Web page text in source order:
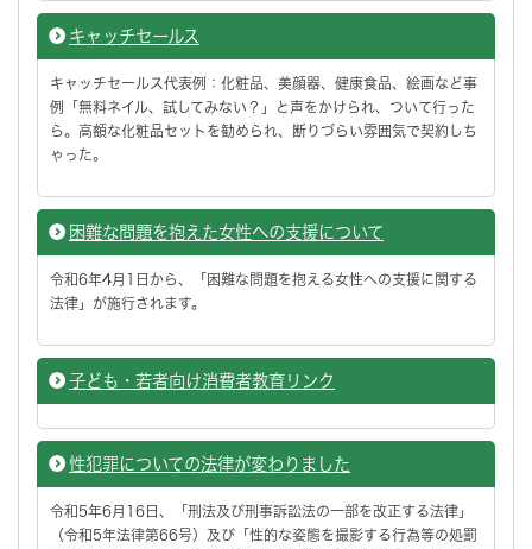
キャッチセールス
キャッチセールス代表例：化粧品、美顔器、健康食品、絵画など事
例「無料ネイル、試してみない？」と声をかけられ、ついて行った
ら。高額な化粧品セットを勧められ、断りづらい雰囲気で契約しち
ゃった。
困難な問題を抱えた女性への支援について
令和6年4月1日から、「困難な問題を抱える女性への支援に関する
法律」が施行されます。
子ども・若者向け消費者教育リンク
性犯罪についての法律が変わりました
令和5年6月16日、「刑法及び刑事訴訟法の一部を改正する法律」
（令和5年法律第66号）及び「性的な姿態を撮影する行為等の処罰